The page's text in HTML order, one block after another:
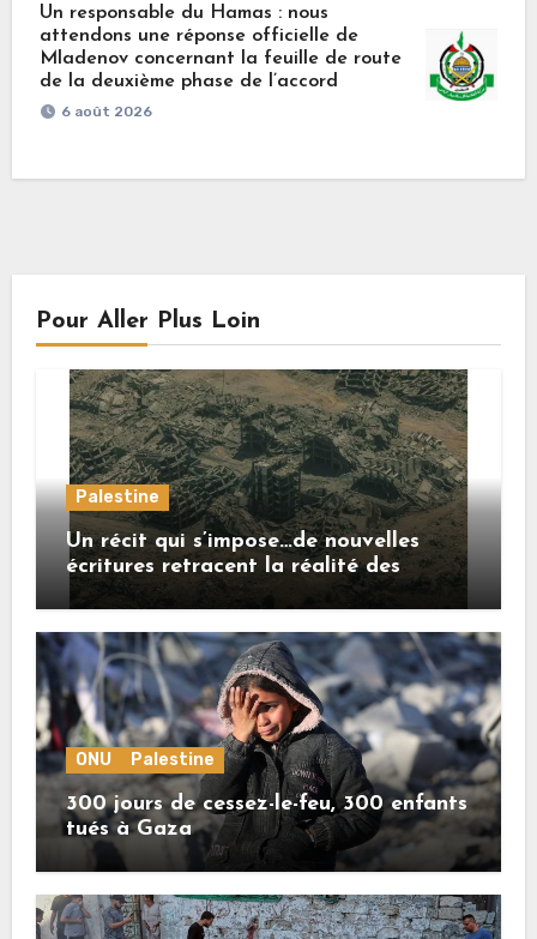
Un responsable du Hamas : nous
attendons une réponse officielle de
Mladenov concernant la feuille de route
de la deuxième phase de l’accord
6 août 2026
Pour Aller Plus Loin
Palestine
Un récit qui s’impose…de nouvelles
écritures retracent la réalité des
crimes sionistes à Gaza
ONU Palestine
300 jours de cessez-le-feu, 300 enfants
tués à Gaza